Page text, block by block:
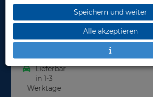
Herstellerpreis: 59,00 €
55,00 €*
Lieferbar
in 1-3
Werktage
Speichern und weiter
Alle akzeptieren